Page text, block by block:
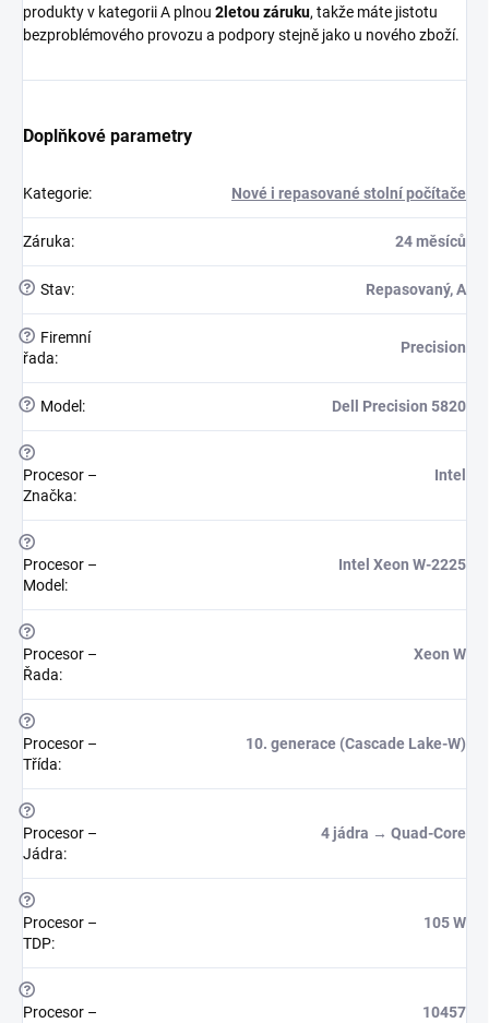
produkty v kategorii A plnou 2letou záruku, takže máte jistotu
bezproblémového provozu a podpory stejně jako u nového zboží.
Doplňkové parametry
Kategorie: Nové i repasované stolní počítače
Záruka: 24 měsíců
? Stav: Repasovaný, A
?
Firemní
řada:
Precision
? Model : Dell Precision 5820
?
Procesor –
Značka:
Intel
?
Procesor –
Model :
Intel Xeon W-2225
?
Procesor –
Řada:
Xeon W
?
Procesor –
Třída:
10. generace (Cascade Lake-W)
?
Procesor –
Jádra:
4 jádra → Quad-Core
?
Procesor –
TDP:
105 W
?
Procesor –
10457